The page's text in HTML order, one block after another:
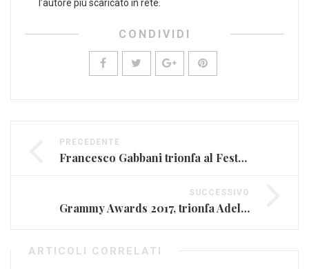
l’autore più scaricato in rete.
CONDIVIDI
PRECEDENTE
Francesco Gabbani trionfa al Festival di Sanremo 2017: la classifica finale
SUCCESSIVO
Grammy Awards 2017, trionfa Adele. Pausini a mani vuote
ARTICOLI CORRELATI